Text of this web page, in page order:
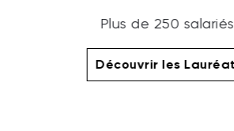
Plus de 250
Découvrir les